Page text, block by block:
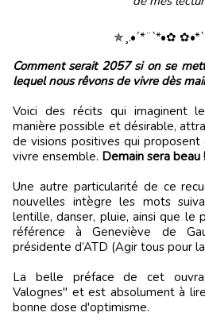
✯¸.•´*¨`*•✿
Comment serait 2057 si on se mettait à bâtir le monde dans
lequel nous rêvons de vivre dès
Voici des récits qui imaginent
manière possible et désirable,
de visions positives qui
vivre ensemble. Demain sera beau !
Une autre particularité de ce
nouvelles intègre les mots
lentille, danser, pluie, ainsi que le
référence à Geneviève de
présidente d’ATD (Agir tous pour
La belle préface de cet
Valognes" et est absolument à
bonne dose d'optimisme.